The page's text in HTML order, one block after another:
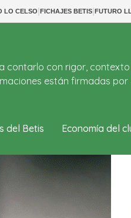
LO CELSO|FICHAJES BETIS|FUTURO
contarlo con rigor,
están firmadas por
del Betis Economía del